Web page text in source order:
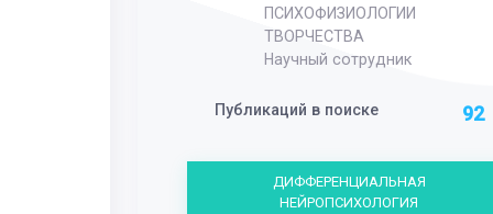
ПСИХОФИЗИОЛОГИИ
ТВОРЧЕСТВА
Научный сотрудник
Публикаций в поиске 92
ДИФФЕРЕНЦИАЛЬНАЯ
НЕЙРОПСИХОЛОГИЯ